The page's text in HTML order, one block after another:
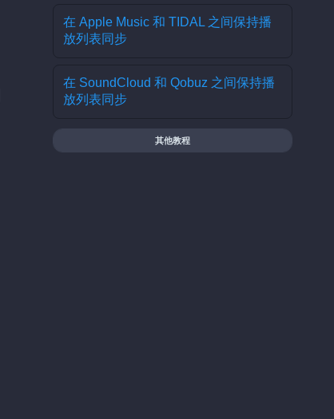
在 Apple Music 和 TIDAL 之间保持播
放列表同步
在 SoundCloud 和 Qobuz 之间保持播
放列表同步
其他教程